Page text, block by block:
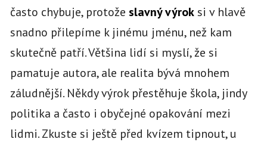
často chybuje, protože slavný výroksi v hlavě
snadno přilepíme k jinému jménu, než kam
skutečně patří. Většina lidí si myslí, že si
pamatuje autora, ale realita bývá mnohem
záludnější. Někdy výrok přestěhuje škola, jindy
politika a často i obyčejné opakování mezi
lidmi. Zkuste si ještě před kvízem tipnout, u